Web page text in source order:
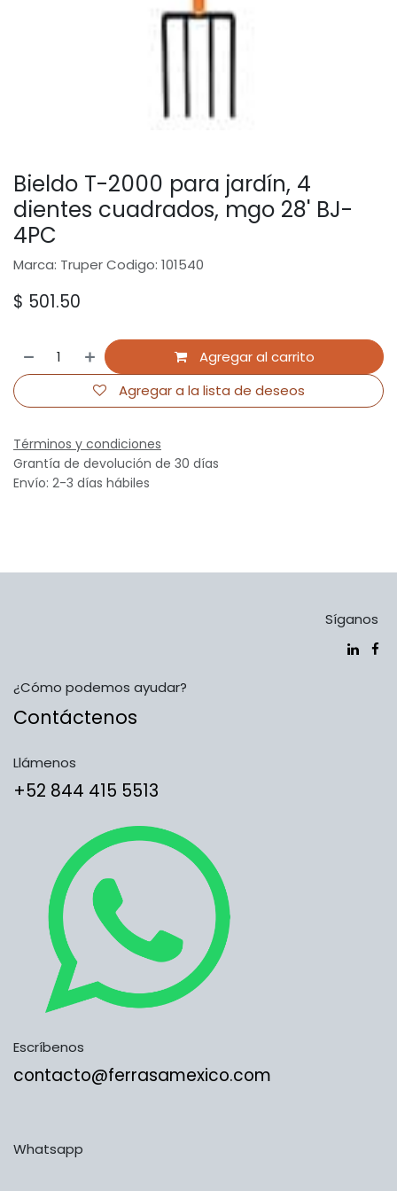
Bieldo T-2000 para jardín, 4
dientes cuadrados, mgo 28' BJ-
4PC
Marca: Truper Codigo: 101540
$ 501.50
Agregar al carrito
Agregar a la lista de deseos
Términos y condiciones
Grantía de devolución de 30 días
Envío: 2-3 días hábiles
Síganos
¿Cómo podemos ayudar?
Contáctenos
Llámenos
​​​​​​​​​​​​+5​2​ ​8​4​4​ ​4​1​5​ 5​5​1​3​​​​​​​​​​​​​​
Escríbenos
contacto@ferrasamexico.com
Whatsapp